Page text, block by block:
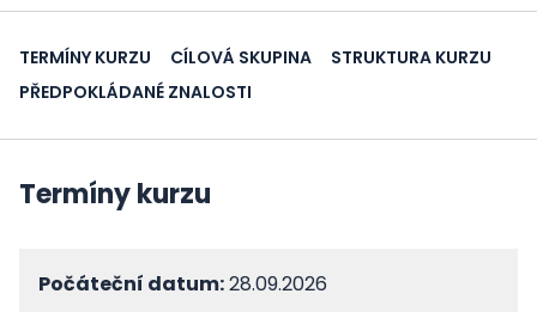
TERMÍNY KURZU CÍLOVÁ SKUPINA
STRUKTURA KURZU
PŘEDPOKLÁDANÉ ZNALOSTI
Termíny kurzu
Počáteční datum:28.09.2026